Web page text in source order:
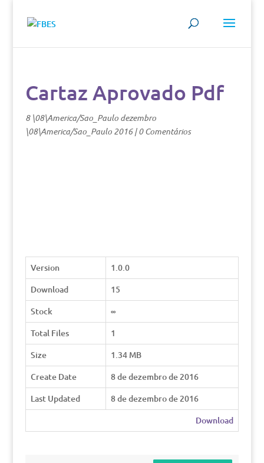
Cartaz Aprovado Pdf
8 \08\America/Sao_Paulo dezembro
\08\America/Sao_Paulo 2016|0 Comentários
Version
1.0.0
Download
15
Stock
∞
Total Files
1
Size
1.34 MB
Create Date
8 de dezembro de 2016
Last Updated
8 de dezembro de 2016
Download